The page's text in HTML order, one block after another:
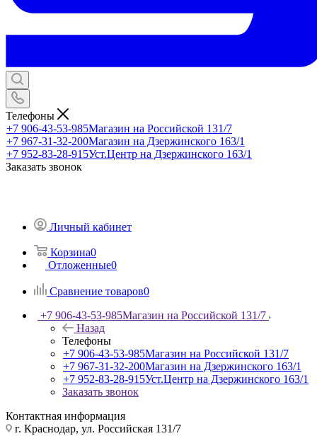
Телефоны
+7 906-43-53-985Магазин на Российской 131/7
+7 967-31-32-200Магазин на Дзержинского 163/1
+7 952-83-28-915Уст.Центр на Дзержинского 163/1
Заказать звонок
Личный кабинет
Корзина0
Отложенные0
Сравнение товаров0
+7 906-43-53-985Магазин на Российской 131/7
Назад
Телефоны
+7 906-43-53-985Магазин на Российской 131/7
+7 967-31-32-200Магазин на Дзержинского 163/1
+7 952-83-28-915Уст.Центр на Дзержинского 163/1
Заказать звонок
Контактная информация
г. Краснодар, ул. Российская 131/7